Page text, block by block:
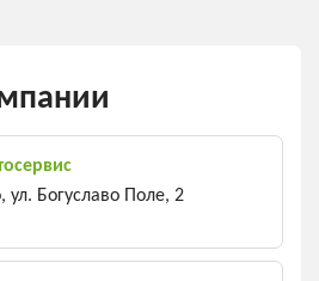
Богуславо Поле, 2